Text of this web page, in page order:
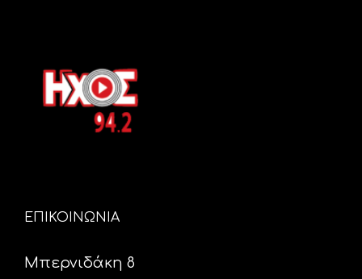
ΕΠΙΚΟΙΝΩΝΙΑ
Μπερνιδάκη 8